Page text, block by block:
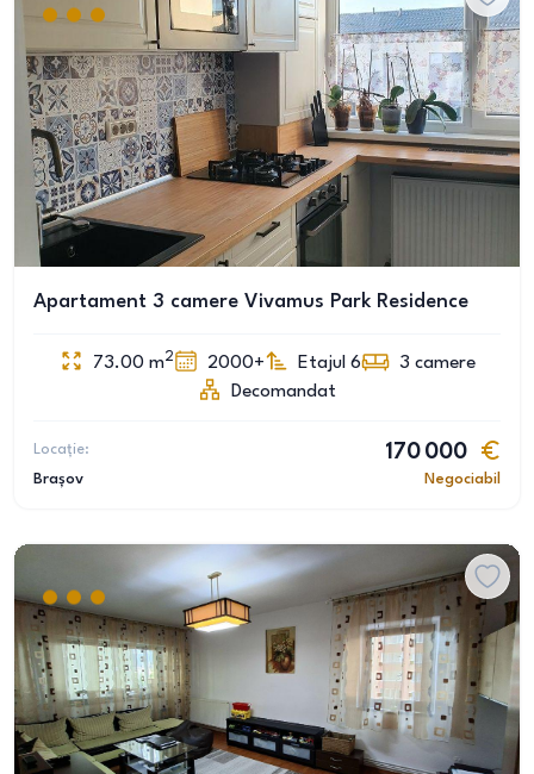
Apartament 3 camere Vivamus Park Residence
73.00 m2 2000+ Etajul 6 3 camere
Decomandat
Locație:
Brașov
170 000
Negociabil